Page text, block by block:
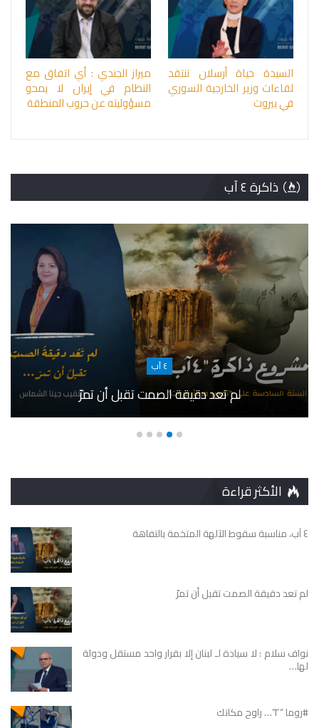
السيدة حياة أرسلان تنتقد
لقاءات وزير الخارجية السوري
في بيروت
ميراز الجندي : أي اتفاق مع
النظام في إيران لا يمحو
مسؤوليته عن حروب المنطقة
ذاكرة ٤ آب
٤ آب
لم تعد دقيقة الصمت تقبل أن تمرّ
الأكثر قراءة
٤ آب، مناسبة سقوط الآلهة المتخمة بالتفاهة
لم تعد دقيقة الصمت تقبل أن تمرّ
نواف سلام : لا سيادة لـ لبنان إلا بقرار واحد مستقل ودولة
لها…
#روما “٢”… راوح مكانك